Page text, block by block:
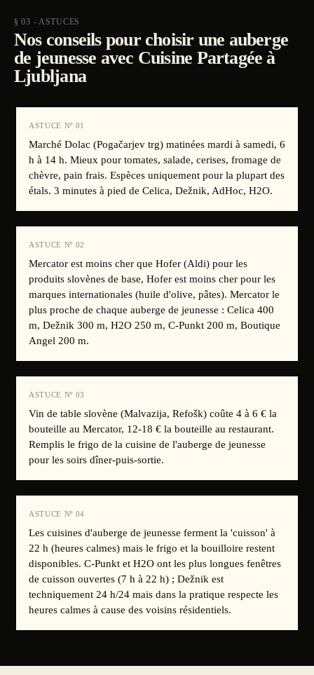
§ 03 - ASTUCES
Nos conseils pour choisir une auberge
de jeunesse avec Cuisine Partagée à
Ljubljana
ASTUCE Nº 01
Marché Dolac (Pogačarjev trg) matinées mardi à samedi, 6
h à 14 h. Mieux pour tomates, salade, cerises, fromage de
chèvre, pain frais. Espèces uniquement pour la plupart des
étals. 3 minutes à pied de Celica, Dežnik, AdHoc, H2O.
ASTUCE Nº 02
Mercator est moins cher que Hofer (Aldi) pour les
produits slovènes de base, Hofer est moins cher pour les
marques internationales (huile d'olive, pâtes). Mercator le
plus proche de chaque auberge de jeunesse : Celica 400
m, Dežnik 300 m, H2O 250 m, C-Punkt 200 m, Boutique
Angel 200 m.
ASTUCE Nº 03
Vin de table slovène (Malvazija, Refošk) coûte 4 à 6 € la
bouteille au Mercator, 12-18 € la bouteille au restaurant.
Remplis le frigo de la cuisine de l'auberge de jeunesse
pour les soirs dîner-puis-sortie.
ASTUCE Nº 04
Les cuisines d'auberge de jeunesse ferment la 'cuisson' à
22 h (heures calmes) mais le frigo et la bouilloire restent
disponibles. C-Punkt et H2O ont les plus longues fenêtres
de cuisson ouvertes (7 h à 22 h) ; Dežnik est
techniquement 24 h/24 mais dans la pratique respecte les
heures calmes à cause des voisins résidentiels.